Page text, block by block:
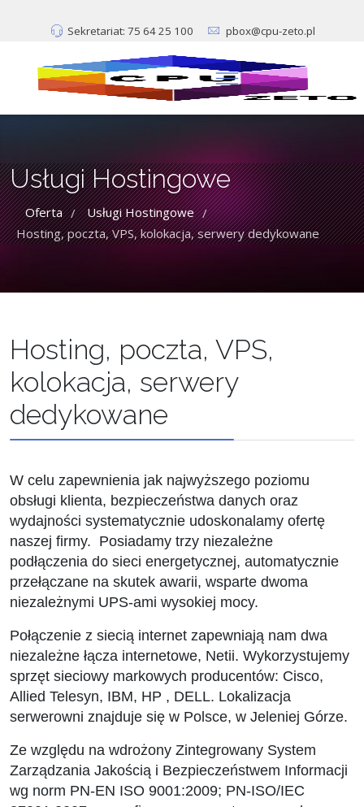
Sekretariat: 75 64 25 100 pbox@cpu-zeto.pl
Usługi Hostingowe
Oferta / Usługi Hostingowe /
Hosting, poczta, VPS, kolokacja, serwery dedykowane
Hosting, poczta, VPS,
kolokacja, serwery
dedykowane
W celu zapewnienia jak najwyższego poziomu
obsługi klienta, bezpieczeństwa danych oraz
wydajności systematycznie udoskonalamy ofertę
naszej firmy. Posiadamy trzy niezależne
podłączenia do sieci energetycznej, automatycznie
przełączane na skutek awarii, wsparte dwoma
niezależnymi UPS-ami wysokiej mocy.
Połączenie z siecią internet zapewniają nam dwa
niezależne łącza internetowe, Netii. Wykorzystujemy
sprzęt sieciowy markowych producentów: Cisco,
Allied Telesyn, IBM, HP , DELL. Lokalizacja
serwerowni znajduje się w Polsce, w Jeleniej Górze.
Ze względu na wdrożony Zintegrowany System
Zarządzania Jakością i Bezpieczeństwem Informacji
wg norm PN-EN ISO 9001:2009; PN-ISO/IEC